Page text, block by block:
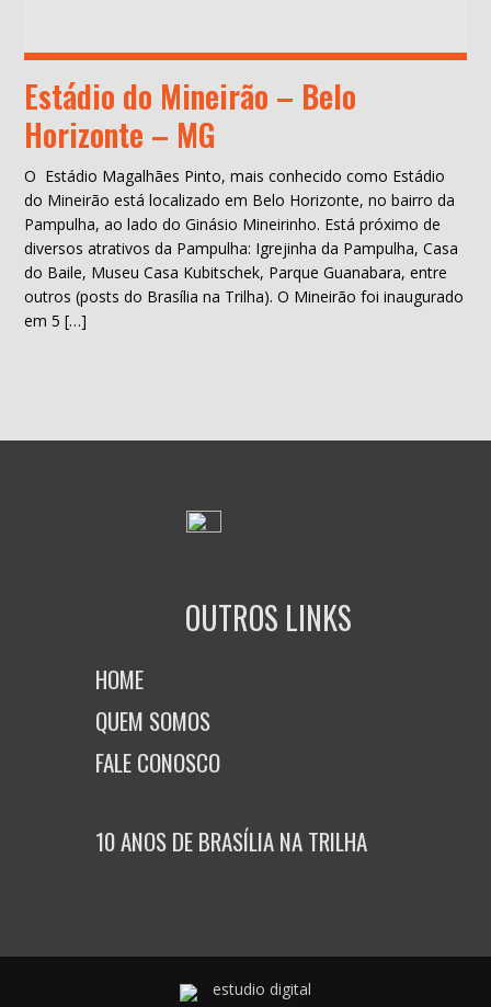
Estádio do Mineirão – Belo
Horizonte – MG
O Estádio Magalhães Pinto, mais conhecido como Estádio
do Mineirão está localizado em Belo Horizonte, no bairro da
Pampulha, ao lado do Ginásio Mineirinho. Está próximo de
diversos atrativos da Pampulha: Igrejinha da Pampulha, Casa
do Baile, Museu Casa Kubitschek, Parque Guanabara, entre
outros (posts do Brasília na Trilha). O Mineirão foi inaugurado
em 5 […]
OUTROS LINKS
HOME
QUEM SOMOS
FALE CONOSCO
10 ANOS DE BRASÍLIA NA TRILHA
estudio digital